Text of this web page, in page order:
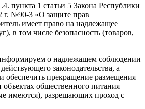
пункта 1 статьи 5 Закона Республики
г. №90-3 «О защите прав
имеет право на надлежащее
в том числе безопасность (товаров,
о надлежащем соблюдении
законодательства, а
обеспечить прекращение размещения
объектах общественного питания
имеются), разрешающих проход с